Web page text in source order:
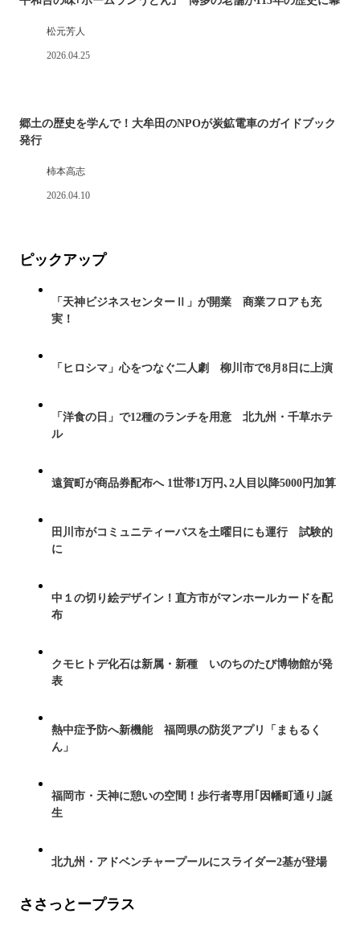
松元芳人
2026.04.25
郷土の歴史を学んで！大牟田のNPOが炭鉱電車のガイドブック
発行
柿本高志
2026.04.10
ピックアップ
「天神ビジネスセンターⅡ」が開業 商業フロアも充
実！
「ヒロシマ」心をつなぐ二人劇 柳川市で8月8日に上演
「洋食の日」で12種のランチを用意 北九州・千草ホテ
ル
遠賀町が商品券配布へ 1世帯1万円､2人目以降5000円加算
田川市がコミュニティーバスを土曜日にも運行 試験的
に
中１の切り絵デザイン！直方市がマンホールカードを配
布
クモヒトデ化石は新属・新種 いのちのたび博物館が発
表
熱中症予防へ新機能 福岡県の防災アプリ「まもるく
ん」
福岡市・天神に憩いの空間！歩行者専用｢因幡町通り｣誕
生
北九州・アドベンチャープールにスライダー2基が登場
ささっとープラス